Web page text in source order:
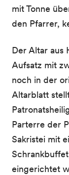
mit Tonne
den Pfarrer,
Der Altar aus
Aufsatz mit
noch in der
Altarblatt
Parterre der
Sakristei mit
eingerichtet